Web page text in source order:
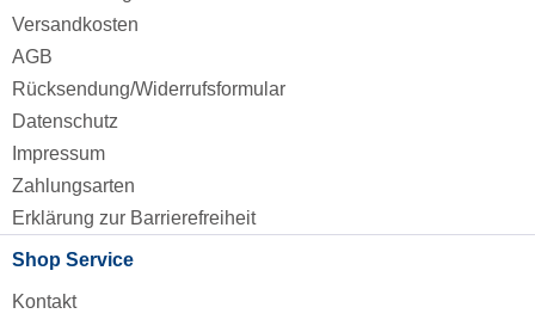
Versandkosten
AGB
Rücksendung/Widerrufsformular
Datenschutz
Impressum
Zahlungsarten
Erklärung zur Barrierefreiheit
Shop Service
Kontakt